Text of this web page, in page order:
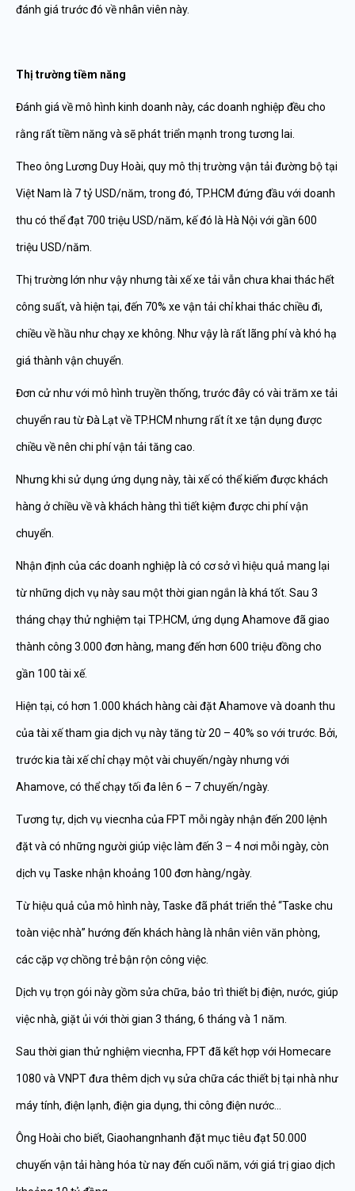
đánh giá trước đó về nhân viên này.
Thị trường tiềm năng
Đánh giá về mô hình kinh doanh này, các doanh nghiệp đều cho
rằng rất tiềm năng và sẽ phát triển mạnh trong tương lai.
Theo ông Lương Duy Hoài, quy mô thị trường vận tải đường bộ tại
Việt Nam là 7 tỷ USD/năm, trong đó, TP.HCM đứng đầu với doanh
thu có thể đạt 700 triệu USD/năm, kế đó là Hà Nội với gần 600
triệu USD/năm.
Thị trường lớn như vậy nhưng tài xế xe tải vẫn chưa khai thác hết
công suất, và hiện tại, đến 70% xe vận tải chỉ khai thác chiều đi,
chiều về hầu như chạy xe không. Như vậy là rất lãng phí và khó hạ
giá thành vận chuyển.
Đơn cử như với mô hình truyền thống, trước đây có vài trăm xe tải
chuyển rau từ Đà Lạt về TP.HCM nhưng rất ít xe tận dụng được
chiều về nên chi phí vận tải tăng cao.
Nhưng khi sử dụng ứng dụng này, tài xế có thể kiếm được khách
hàng ở chiều về và khách hàng thì tiết kiệm được chi phí vận
chuyển.
Nhận định của các doanh nghiệp là có cơ sở vì hiệu quả mang lại
từ những dịch vụ này sau một thời gian ngắn là khá tốt. Sau 3
tháng chạy thử nghiệm tại TP.HCM, ứng dụng Ahamove đã giao
thành công 3.000 đơn hàng, mang đến hơn 600 triệu đồng cho
gần 100 tài xế.
Hiện tại, có hơn 1.000 khách hàng cài đặt Ahamove và doanh thu
của tài xế tham gia dịch vụ này tăng từ 20 – 40% so với trước. Bởi,
trước kia tài xế chỉ chạy một vài chuyến/ngày nhưng với
Ahamove, có thể chạy tối đa lên 6 – 7 chuyến/ngày.
Tương tự, dịch vụ viecnha của FPT mỗi ngày nhận đến 200 lệnh
đặt và có những người giúp việc làm đến 3 – 4 nơi mỗi ngày, còn
dịch vụ Taske nhận khoảng 100 đơn hàng/ngày.
Từ hiệu quả của mô hình này, Taske đã phát triển thẻ “Taske chu
toàn việc nhà” hướng đến khách hàng là nhân viên văn phòng,
các cặp vợ chồng trẻ bận rộn công việc.
Dịch vụ trọn gói này gồm sửa chữa, bảo trì thiết bị điện, nước, giúp
việc nhà, giặt ủi với thời gian 3 tháng, 6 tháng và 1 năm.
Sau thời gian thử nghiệm viecnha, FPT đã kết hợp với Homecare
1080 và VNPT đưa thêm dịch vụ sửa chữa các thiết bị tại nhà như
máy tính, điện lạnh, điện gia dụng, thi công điện nước…
Ông Hoài cho biết, Giaohangnhanh đặt mục tiêu đạt 50.000
chuyến vận tải hàng hóa từ nay đến cuối năm, với giá trị giao dịch